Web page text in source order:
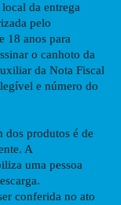
da entrega
pelo
18 anos para
o canhoto da
da Nota Fiscal
e número do
dos produtos é de
A
uma pessoa
conferida no ato